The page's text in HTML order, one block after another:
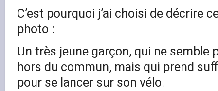
C’est pourquoi j’ai choisi de décrire
photo :
Un très jeune garçon, qui ne semble
hors du commun, mais qui prend
pour se lancer sur son vélo.